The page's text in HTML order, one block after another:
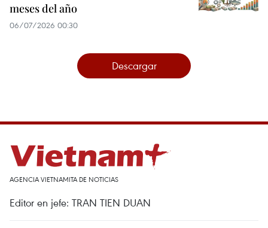
meses del año
06/07/2026 00:30
Descargar
AGENCIA VIETNAMITA DE NOTICIAS
Editor en jefe: TRAN TIEN DUAN